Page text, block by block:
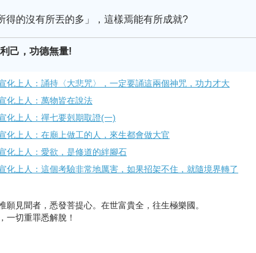
得的沒有所丟的多」，這樣焉能有所成就?
己，功德無量!
化上人：誦持〈大悲咒〉，一定要誦這兩個神咒，功力才大
化上人：萬物皆在說法
化上人：禪七要剋期取證(一)
化上人：在廟上做工的人，來生都會做大官
化上人：愛欲，是修道的絆腳石
化上人：這個考驗非常地厲害，如果招架不住，就隨境界轉了
見聞者，悉發菩提心。在世富貴全，往生極樂國。
一切重罪悉解脫！